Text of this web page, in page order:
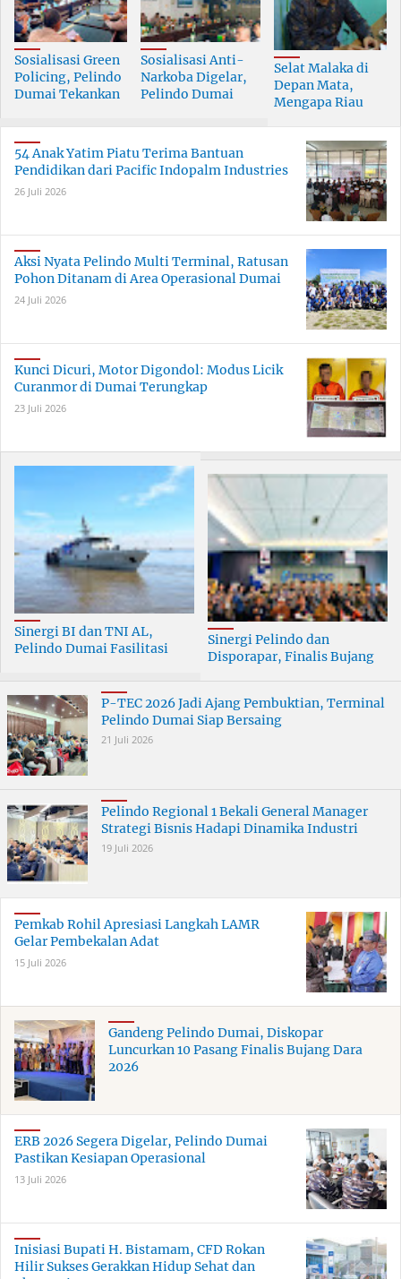
Sosialisasi Green
Policing, Pelindo
Dumai Tekankan
Bersama
Sosialisasi Anti-
Narkoba Digelar,
Pelindo Dumai
Berkualitas
Selat Malaka di
Depan Mata,
Mengapa Riau
54 Anak Yatim Piatu Terima Bantuan
Pendidikan dari Pacific Indopalm Industries
26 Juli 2026
Aksi Nyata Pelindo Multi Terminal, Ratusan
Pohon Ditanam di Area Operasional Dumai
24 Juli 2026
Kunci Dicuri, Motor Digondol: Modus Licik
Curanmor di Dumai Terungkap
23 Juli 2026
Sinergi BI dan TNI AL,
Pelindo Dumai Fasilitasi
Sinergi Pelindo dan
Disporapar, Finalis Bujang
P-TEC 2026 Jadi Ajang Pembuktian, Terminal
Pelindo Dumai Siap Bersaing
21 Juli 2026
Pelindo Regional 1 Bekali General Manager
Strategi Bisnis Hadapi Dinamika Industri
19 Juli 2026
Pemkab Rohil Apresiasi Langkah LAMR
Gelar Pembekalan Adat
15 Juli 2026
Gandeng Pelindo Dumai, Diskopar
Luncurkan 10 Pasang Finalis Bujang Dara
2026
ERB 2026 Segera Digelar, Pelindo Dumai
Pastikan Kesiapan Operasional
13 Juli 2026
Inisiasi Bupati H. Bistamam, CFD Rokan
Hilir Sukses Gerakkan Hidup Sehat dan